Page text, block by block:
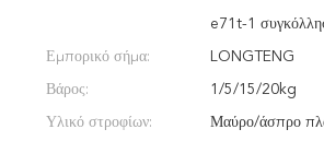
e71t-1
Εμπορικό σήμα: LONGTENG
Βάρος: 1/5/15/20kg
Υλικό στροφίων: Μαύρο/άσπρο